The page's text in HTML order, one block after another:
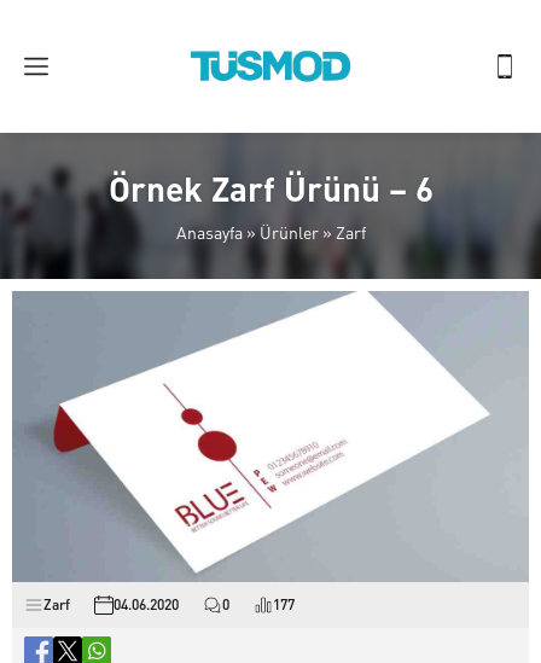
Örnek Zarf Ürünü – 6
Anasayfa» Ürünler» Zarf
Zarf 04.06.2020 0 177